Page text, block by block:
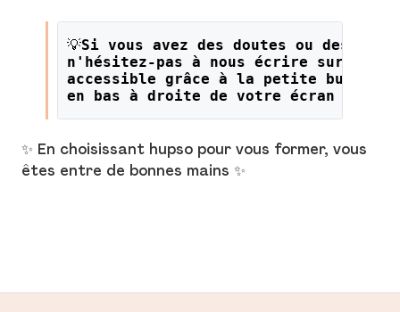
💡Si vous avez des doutes ou des
n'hésitez-pas à nous écrire sur le
accessible grâce à la petite bulle
en bas à droite de votre écran !
✨ En choisissant hupso pour vous former, vous
êtes entre de bonnes mains ✨